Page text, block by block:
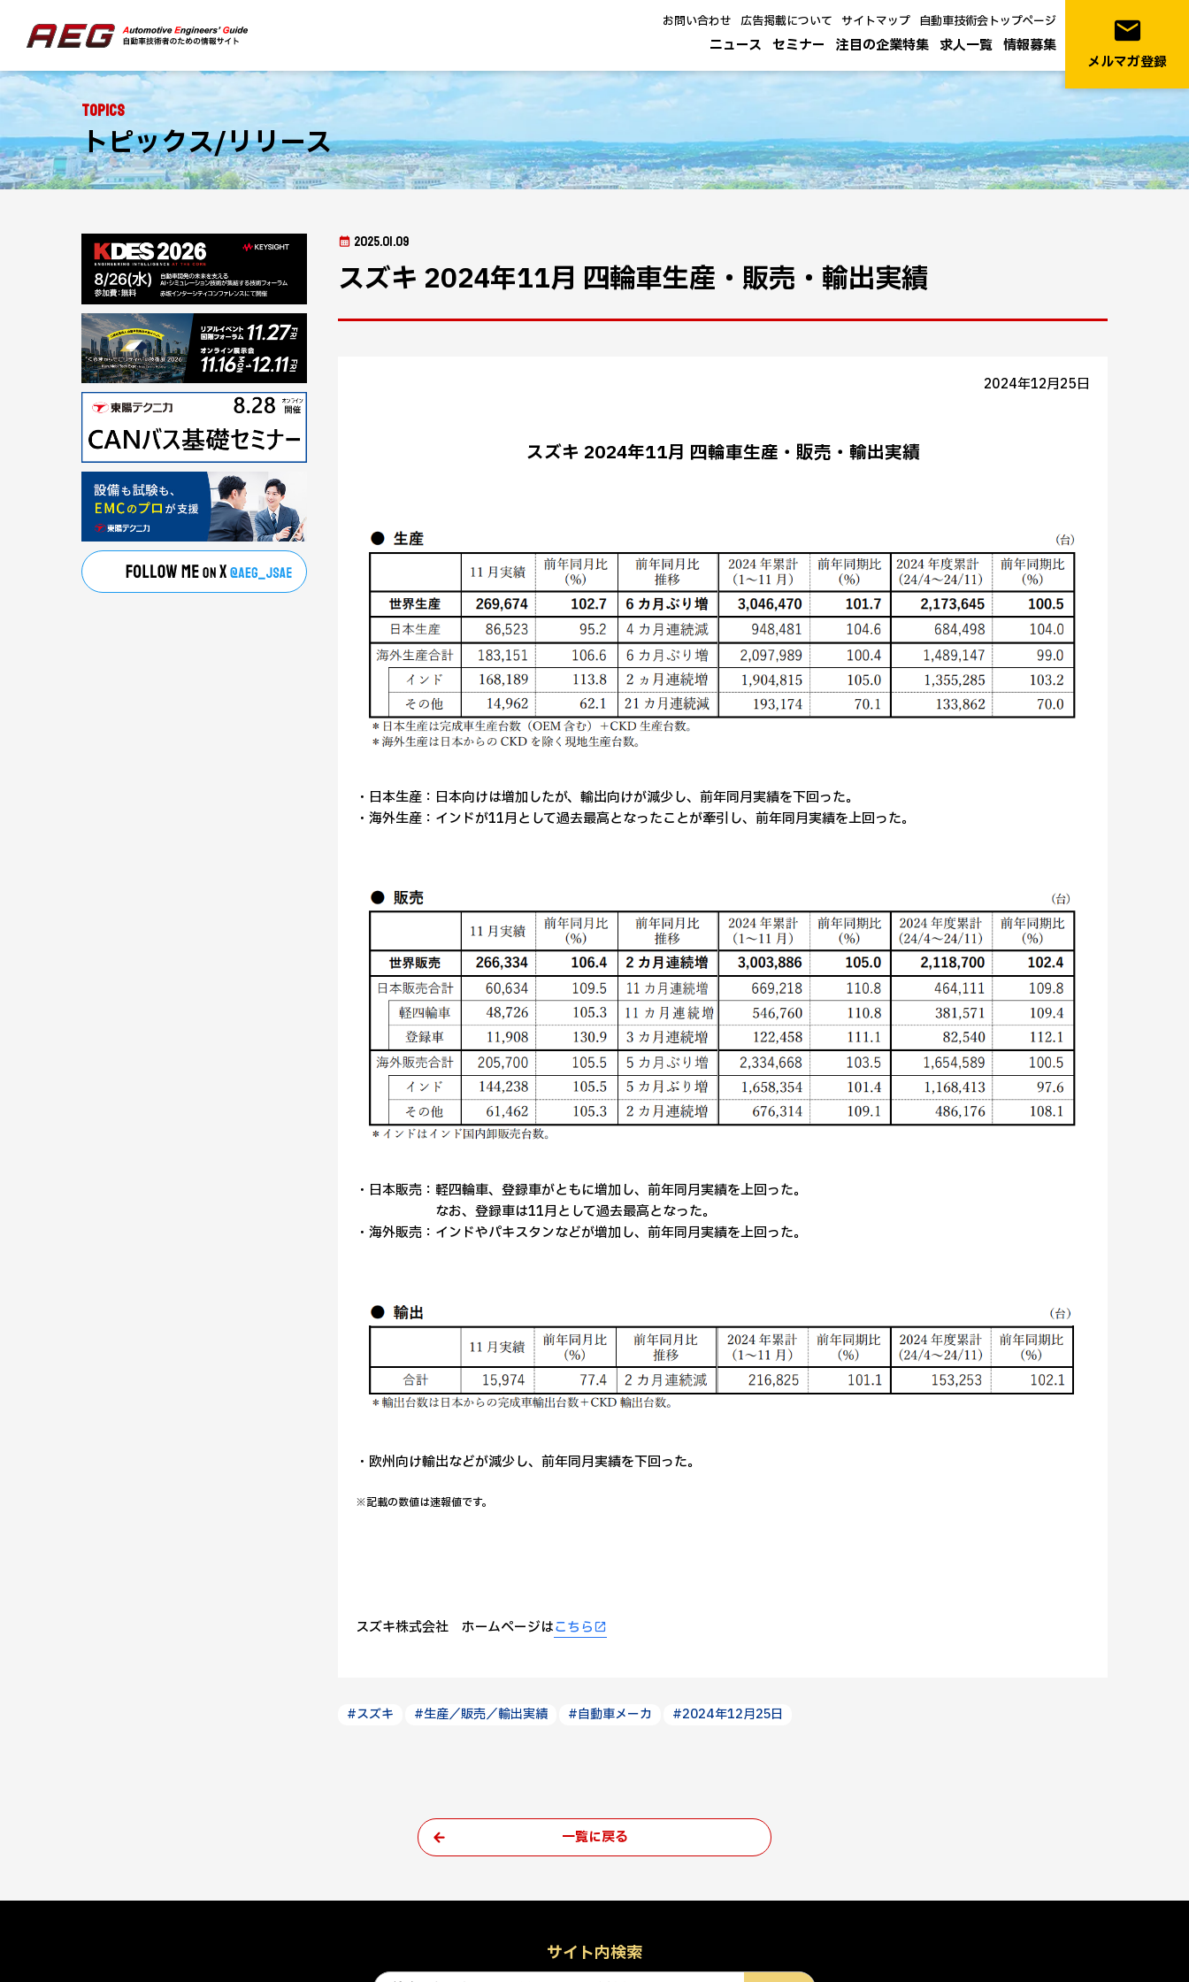
ニュース セミナー 注目の企業特集 求人一覧 情報募集
お問い合わせ 広告掲載について サイトマップ 自動車技術会トップページ email
メルマガ登録
Topics
トピックス/リリース
2025.01.09
スズキ 2024年11月 四輪車生産・販売・輸出実績
2024年12月25日
スズキ 2024年11月 四輪車生産・販売・輸出実績
・日本生産：日本向けは増加したが、輸出向けが減少し、前年同月実績を下回った。
・海外生産：インドが11月として過去最高となったことが牽引し、前年同月実績を上回った。
・日本販売：軽四輪車、登録車がともに増加し、前年同月実績を上回った。
なお、登録車は11月として過去最高となった。
・海外販売：インドやパキスタンなどが増加し、前年同月実績を上回った。
・欧州向け輸出などが減少し、前年同月実績を下回った。
※記載の数値は速報値です。
スズキ株式会社 ホームページはこちら
#スズキ #生産／販売／輸出実績 #自動車メーカ #2024年12月25日
一覧に戻る
サイト内検索